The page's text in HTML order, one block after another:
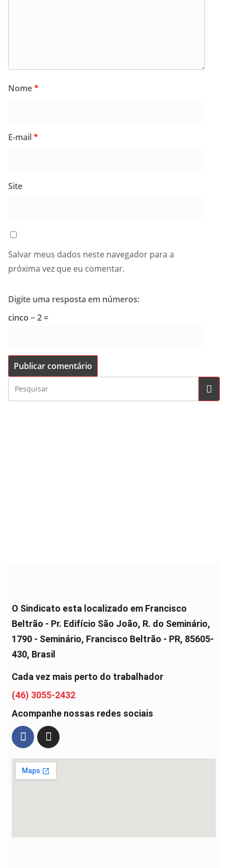
Nome*
E-mail*
Site
Salvar meus dados neste navegador para a
próxima vez que eu comentar.
Digite uma resposta em números:
cinco − 2 =
O Sindicato esta localizado em Francisco
Beltrão - Pr. Edifício São João, R. do Seminário,
1790 - Seminário, Francisco Beltrão - PR, 85605-
430, Brasil
Cada vez mais perto do trabalhador
(46) 3055-2432
Acompanhe nossas redes sociais